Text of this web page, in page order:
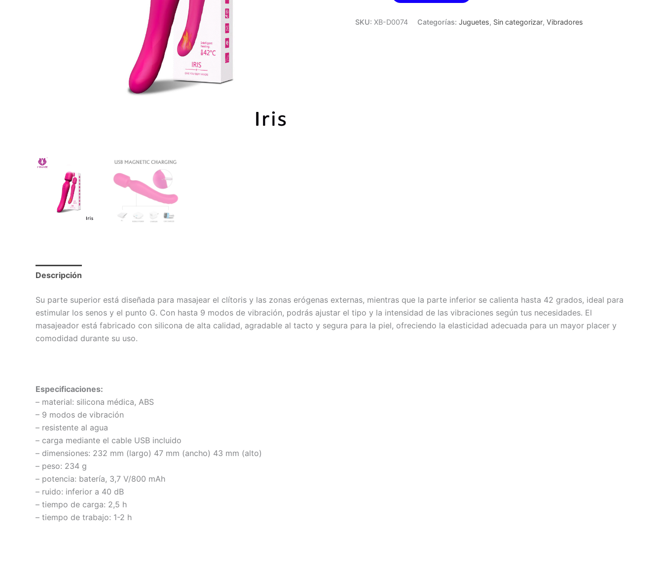
con
SKU: XB-D0074 Categorías: Juguetes, Sin categorizar, Vibradores
Descripción
Su parte superior está diseñada para masajear el clítoris y las zonas erógenas externas, mientras que la parte inferior se calienta hasta 42 grados, ideal para
estimular los senos y el punto G. Con hasta 9 modos de vibración, podrás ajustar el tipo y la intensidad de las vibraciones según tus necesidades. El
masajeador está fabricado con silicona de alta calidad, agradable al tacto y segura para la piel, ofreciendo la elasticidad adecuada para un mayor placer y
comodidad durante su uso.
Especificaciones:
– material: silicona médica, ABS
– 9 modos de vibración
– resistente al agua
– carga mediante el cable USB incluido
– dimensiones: 232 mm (largo) 47 mm (ancho) 43 mm (alto)
– peso: 234 g
– potencia: batería, 3,7 V/800 mAh
– ruido: inferior a 40 dB
– tiempo de carga: 2,5 h
– tiempo de trabajo: 1-2 h